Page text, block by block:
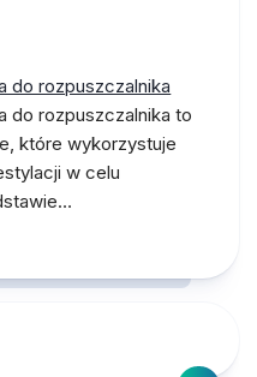
do rozpuszczalnika
do rozpuszczalnika to
które wykorzystuje
w celu